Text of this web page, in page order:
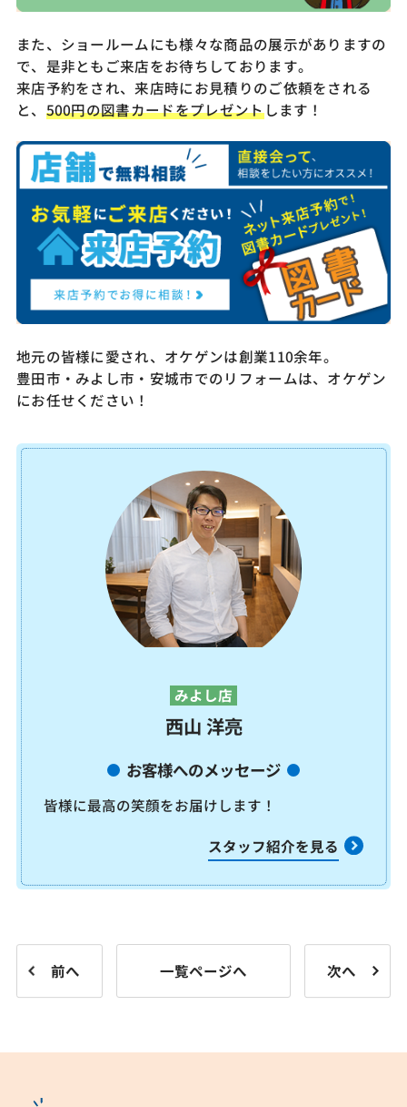
また、ショールームにも様々な商品の展示がありますの
で、是非ともご来店をお待ちしております。
来店予約をされ、来店時にお見積りのご依頼をされる
と、 500円の図書カードをプレゼントします！
地元の皆様に愛され、オケゲンは創業110余年。
豊田市・みよし市・安城市でのリフォームは、オケゲン
にお任せください！
みよし店
西山 洋亮
お客様へのメッセージ
皆様に最高の笑顔をお届けします！
スタッフ紹介を見る
前へ 一覧ページへ 次へ